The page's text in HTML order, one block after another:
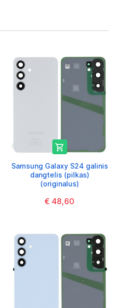

Samsung Galaxy S24 galinis
dangtelis (pilkas)
(originalus)
€ 48,60